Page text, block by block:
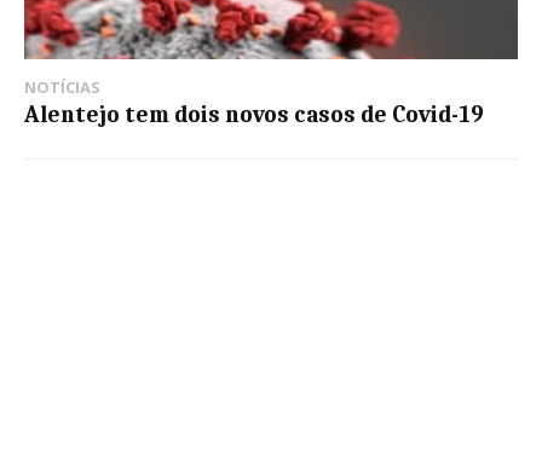
NOTÍCIAS
Alentejo tem dois novos casos de Covid-19